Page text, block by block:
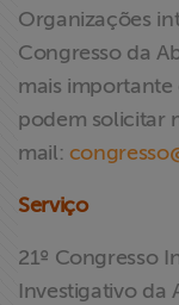
Organizações
Congresso da
mais
podem solicitar
mail:
Serviço
21º Congresso
Investigativo da